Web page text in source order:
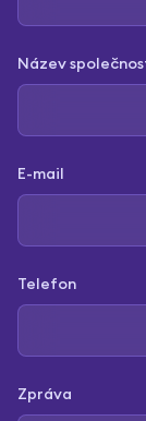
Název
E-mail
Telefon
Zpráva